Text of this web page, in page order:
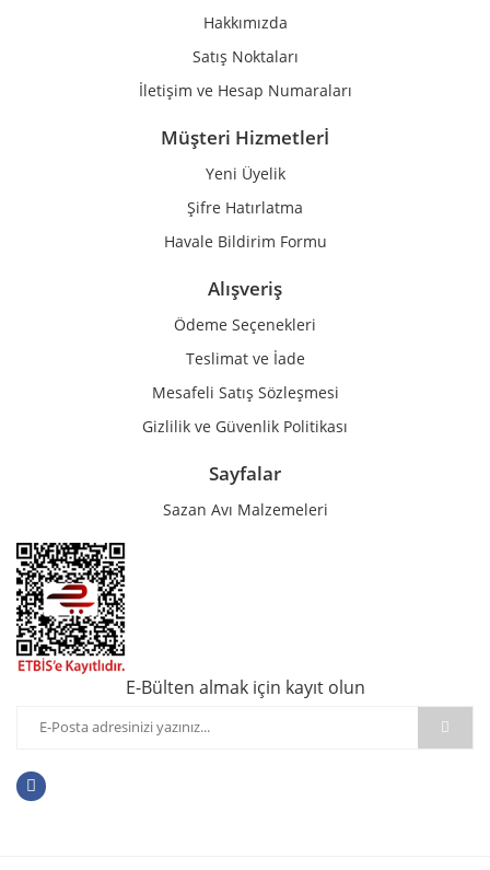
Gönder
Hakkımızda
Satış Noktaları
İletişim ve Hesap Numaraları
Müşteri Hizmetlerİ
Yeni Üyelik
Şifre Hatırlatma
Havale Bildirim Formu
Alışveriş
Ödeme Seçenekleri
Teslimat ve İade
Mesafeli Satış Sözleşmesi
Gizlilik ve Güvenlik Politikası
Sayfalar
Sazan Avı Malzemeleri
E-Bülten almak için kayıt olun